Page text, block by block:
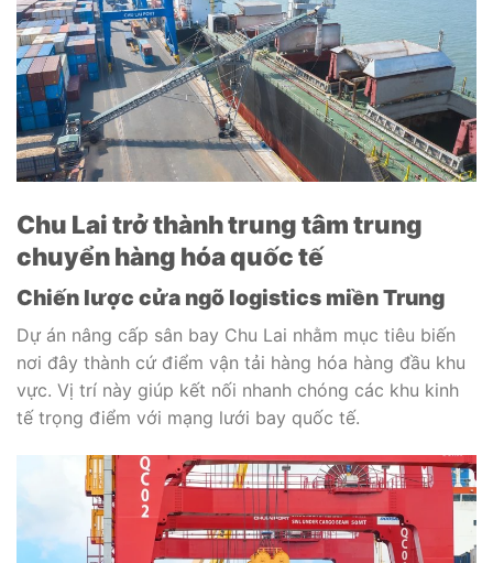
Chu Lai trở thành trung tâm trung
chuyển hàng hóa quốc tế
Chiến lược cửa ngõ logistics miền Trung
Dự án nâng cấp sân bay Chu Lai nhằm mục tiêu biến
nơi đây thành cứ điểm vận tải hàng hóa hàng đầu khu
vực. Vị trí này giúp kết nối nhanh chóng các khu kinh
tế trọng điểm với mạng lưới bay quốc tế.